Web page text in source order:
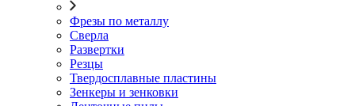
Фрезы по металлу
Сверла
Развертки
Резцы
Твердосплавные пластины
Зенкеры и зенковки